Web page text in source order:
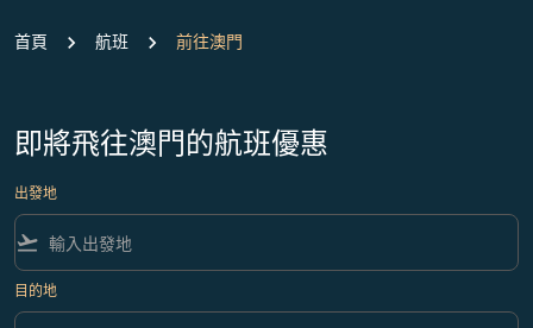
首頁 航班 前往澳門
即將飛往澳門的航班優惠
出發地
flight_takeoff
目的地